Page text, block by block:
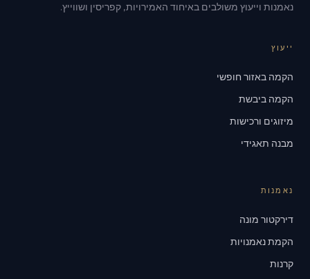
נאמנות וייעוץ משולבים באיחוד האמירויות, קפריסין ושווייץ.
ייעוץ
הקמה באזור חופשי
הקמה ביבשת
מיזוגים ורכישות
מבנה תאגידי
נאמנות
דירקטור מונה
הקמת נאמנויות
קרנות